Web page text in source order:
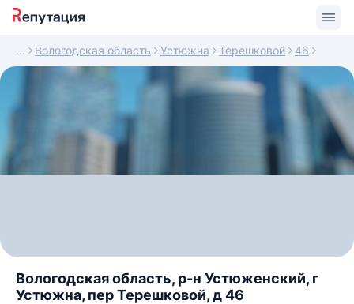
Вологодская область Устюжна Терешковой 46
Вологодская область, р-н Устюженский, г
Устюжна, пер Терешковой, д 46